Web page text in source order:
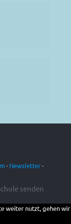
· Newsletter·
senden
weiter nutzt, gehen wir